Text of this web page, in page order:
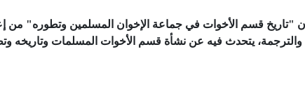
"تاريخ قسم الأخوات في جماعة الإخوان المسلمين وتطوره"
والترجمة، يتحدث فيه عن نشأة قسم الأخوات المسلمات وتاريخه